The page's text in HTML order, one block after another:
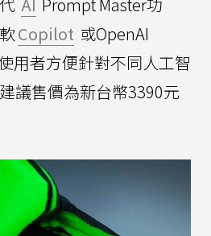
Copilot 或OpenAI
用者方便針對不同人工智
議售價為新台幣3390元